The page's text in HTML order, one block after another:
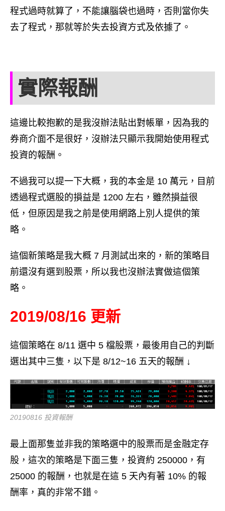
程式過時就算了，不能讓腦袋也過時，否則當你失
去了程式，那就等於失去投資方式及依據了。
實際報酬
這邊比較抱歉的是我沒辦法貼出對帳單，因為我的
券商介面不是很好，沒辦法只顯示我開始使用程式
投資的報酬。
不過我可以提一下大概，我的本金是 10 萬元，目前
透過程式選股的損益是 1200 左右，雖然損益很
低，但原因是我之前是使用網路上別人提供的策
略。
這個新策略是我大概 7 月測試出來的，新的策略目
前還沒有選到股票，所以我也沒辦法實做這個策
略。
2019/08/16 更新
這個策略在 8/11 選中 5 檔股票，最後用自己的判斷
選出其中三隻，以下是 8/12~16 五天的報酬 ↓
20190816 投資報酬
最上面那隻並非我的策略選中的股票而是金融定存
股，這次的策略是下面三隻，投資約 250000，有
25000 的報酬，也就是在這 5 天內有著 10% 的報
酬率，真的非常不錯。